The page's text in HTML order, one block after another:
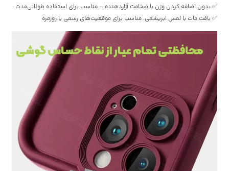
✅ بدون اضافه کردن وزن یا ضخامت آزاردهنده – مناسب برای استفاده طولانی‌مدت
✅ بافت مات با لمس ابریشمی، مناسب برای موقعیت‌های رسمی یا روزمره